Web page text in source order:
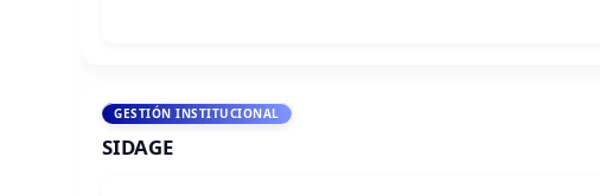
GESTIÓN INSTITUCIONAL
SIDAGE